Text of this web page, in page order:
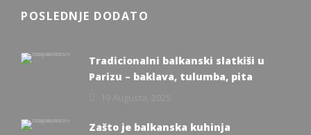
POSLEDNJE DODATO
Tradicionalni balkanski slatkiši u
Parizu – baklava, tulumba, pita
Zašto je balkanska kuhinja